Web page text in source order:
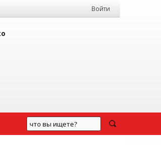
Войти